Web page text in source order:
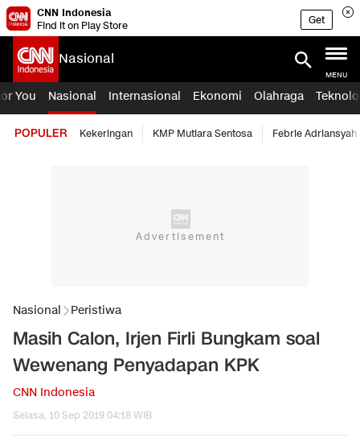
CNN Indonesia
Find it on Play Store
Get
Nasional
MENU
You Nasional Internasional Ekonomi Olahraga
POPULER Kekeringan KMP Mutiara Sentosa Febrie Adriansyah
Nasional Peristiwa
Masih Calon, Irjen Firli Bungkam soal
Wewenang Penyadapan KPK
CNN Indonesia
Selasa, 10 Sep 2019 04:18 WIB